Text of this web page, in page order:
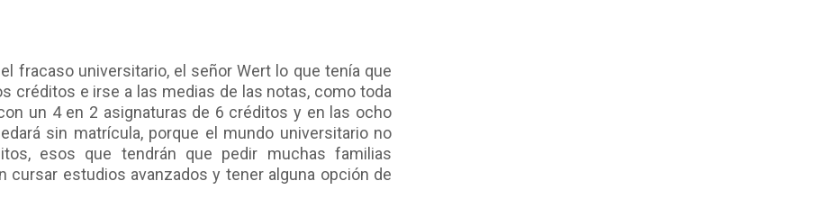
fracaso universitario, el señor Wert lo que tenía que
créditos e irse a las medias de las notas, como toda
un 4 en 2 asignaturas de 6 créditos y en las ocho
sin matrícula, porque el mundo universitario no
esos que tendrán que pedir muchas familias
cursar estudios avanzados y tener alguna opción de